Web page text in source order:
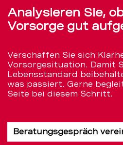
Analysieren Sie,
Vorsorge gut
Verschaffen Sie sich
Vorsorgesituation. Damit
Lebensstandard
was passiert. Gerne
Seite bei diesem Schritt.
Beratungsgespräch